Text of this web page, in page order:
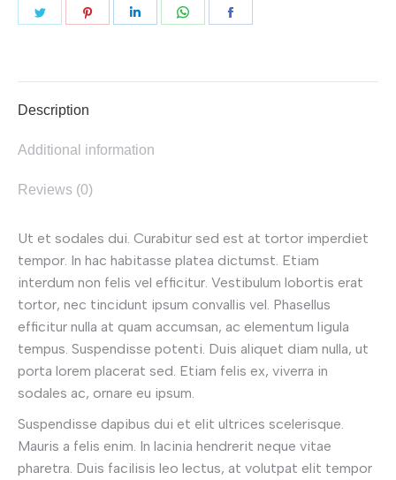
Description
Additional information
Reviews (0)
Ut et sodales dui. Curabitur sed est at tortor imperdiet
tempor. In hac habitasse platea dictumst. Etiam
interdum non felis vel efficitur. Vestibulum lobortis erat
tortor, nec tincidunt ipsum convallis vel. Phasellus
efficitur nulla at quam accumsan, ac elementum ligula
tempus. Suspendisse potenti. Duis aliquet diam nulla, ut
porta lorem placerat sed. Etiam felis ex, viverra in
sodales ac, ornare eu ipsum.
Suspendisse dapibus dui et elit ultrices scelerisque.
Mauris a felis enim. In lacinia hendrerit neque vitae
pharetra. Duis facilisis leo lectus, at volutpat elit tempor